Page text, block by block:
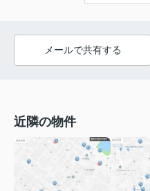
メールで共有する
近隣の物件